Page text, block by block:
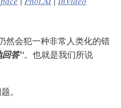
然会犯一种非常人类化的错
回答"。也就是我们所说
。